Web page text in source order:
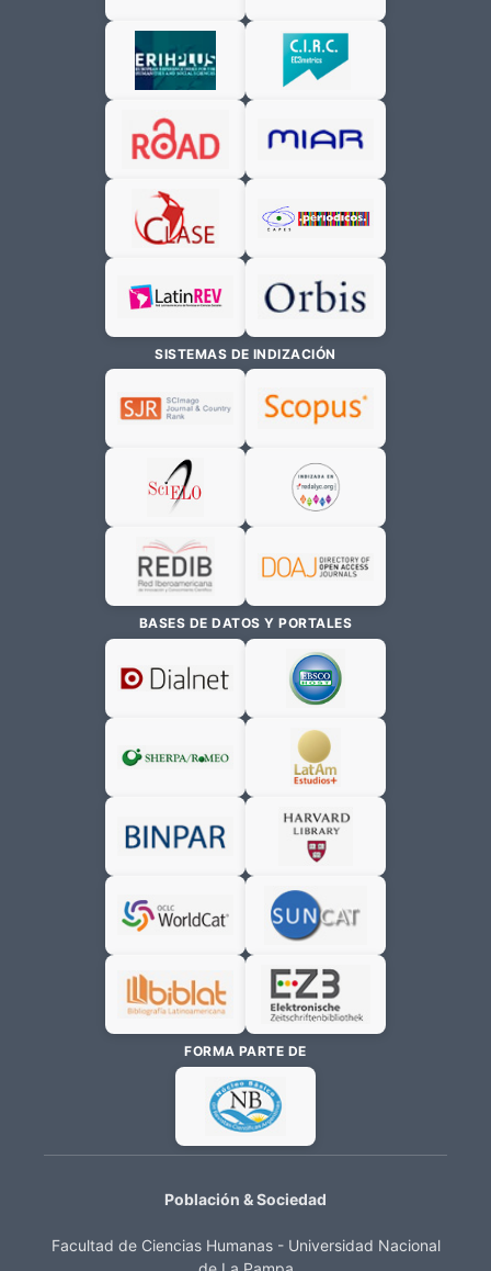
SISTEMAS DE INDIZACIÓN
BASES DE DATOS Y PORTALES
FORMA PARTE DE
Población & Sociedad
Facultad de Ciencias Humanas - Universidad Nacional